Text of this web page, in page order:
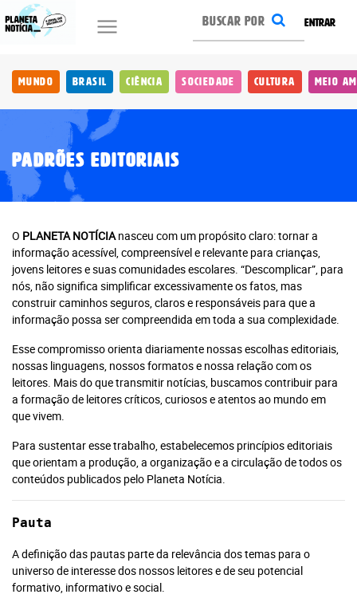
ENTRAR
Mundo Brasil Ciência Sociedade Cultura Meio
Padrões editoriais
O PLANETA NOTÍCIAnasceu com um propósito claro: tornar a
informação acessível, compreensível e relevante para crianças,
jovens leitores e suas comunidades escolares. “Descomplicar”, para
nós, não significa simplificar excessivamente os fatos, mas
construir caminhos seguros, claros e responsáveis para que a
informação possa ser compreendida em toda a sua complexidade.
Esse compromisso orienta diariamente nossas escolhas editoriais,
nossas linguagens, nossos formatos e nossa relação com os
leitores. Mais do que transmitir notícias, buscamos contribuir para
a formação de leitores críticos, curiosos e atentos ao mundo em
que vivem.
Para sustentar esse trabalho, estabelecemos princípios editoriais
que orientam a produção, a organização e a circulação de todos os
conteúdos publicados pelo Planeta Notícia.
Pauta
A definição das pautas parte da relevância dos temas para o
universo de interesse dos nossos leitores e de seu potencial
formativo, informativo e social.